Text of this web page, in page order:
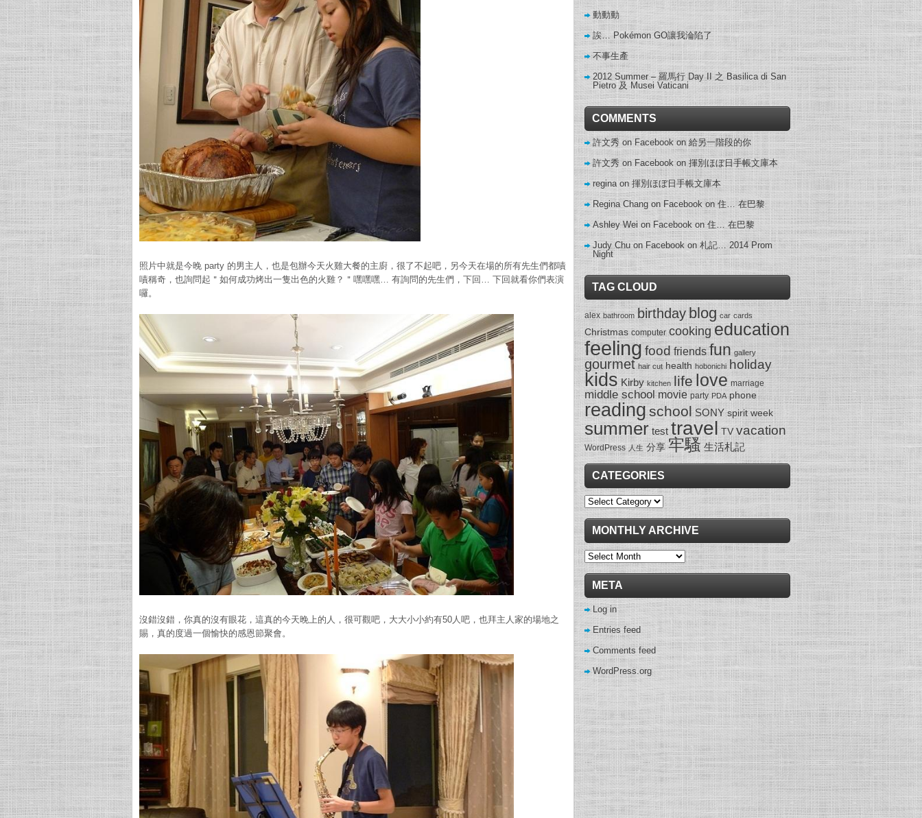
照片中就是今晚 party 的男主人，也是包辦今天火雞大餐的主廚，很了不起吧，另今天在場的所有先生們都嘖
嘖稱奇，也詢問起＂如何成功烤出一隻出色的火雞？＂嘿嘿嘿… 有詢問的先生們，下回… 下回就看你們表演
囉。
沒錯沒錯，你真的沒有眼花，這真的今天晚上的人，很可觀吧，大大小小約有50人吧，也拜主人家的場地之
賜，真的度過一個愉快的感恩節聚會。
動動動
誒… Pokémon GO讓我淪陷了
不事生產
2012 Summer – 羅馬行 Day II 之 Basilica di San
Pietro 及 Musei Vaticani
COMMENTS
許文秀 on Facebookon給另一階段的你
許文秀 on Facebookon揮別ほぼ日手帳文庫本
reginaon 揮別ほぼ日手帳文庫本
Regina Chang on Facebookon住… 在巴黎
Ashley Wei on Facebook on住… 在巴黎
Judy Chu on Facebookon札記… 2014 Prom
Night
TAG CLOUD
alex bathroom birthdayblog car cards
Christmas computer cooking education
feeling food friends fun gallery
gourmet hair cut health hobonichi holiday
kids Kirby kitchen lifelove marriage
middle school movie party PDA phone
readingschool SONY spirit week
summer test travel TV vacation
WordPress 人生 分享 牢騷 生活札記
CATEGORIES
Categories
MONTHLY ARCHIVE
Monthly
Archive
META
Log in
Entries feed
Comments feed
WordPress.org